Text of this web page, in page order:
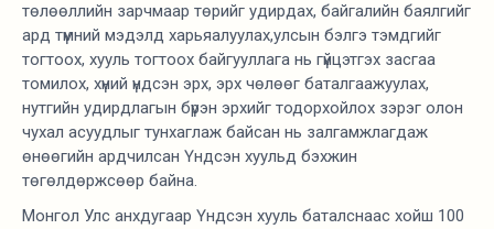
төлөөллийн зарчмаар төрийг удирдах, байгалийн баялгийг
ард түмний мэдэлд харьяалуулах,улсын бэлгэ тэмдгийг
тогтоох, хууль тогтоох байгууллага нь гүйцэтгэх засгаа
томилох, хүний үндсэн эрх, эрх чөлөөг баталгаажуулах,
нутгийн удирдлагын бүрэн эрхийг тодорхойлох зэрэг олон
чухал асуудлыг тунхаглаж байсан нь залгамжлагдаж
өнөөгийн ардчилсан Үндсэн хуульд бэхжин
төгөлдөржсөөр байна.
Монгол Улс анхдугаар Үндсэн хууль баталснаас хойш 100